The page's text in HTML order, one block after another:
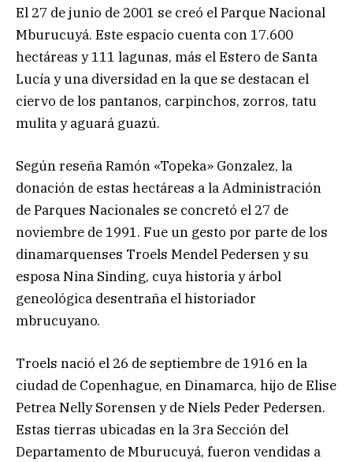
El 27 de junio de 2001 se creó el Parque Nacional
Mburucuyá. Este espacio cuenta con 17.600
hectáreas y 111 lagunas, más el Estero de Santa
Lucía y una diversidad en la que se destacan el
ciervo de los pantanos, carpinchos, zorros, tatu
mulita y aguará guazú.
Según reseña Ramón «Topeka» Gonzalez, la
donación de estas hectáreas a la Administración
de Parques Nacionales se concretó el 27 de
noviembre de 1991. Fue un gesto por parte de los
dinamarquenses Troels Mendel Pedersen y su
esposa Nina Sinding, cuya historia y árbol
geneológica desentraña el historiador
mbrucuyano.
Troels nació el 26 de septiembre de 1916 en la
ciudad de Copenhague, en Dinamarca, hijo de Elise
Petrea Nelly Sorensen y de Niels Peder Pedersen.
Estas tierras ubicadas en la 3ra Sección del
Departamento de Mburucuyá, fueron vendidas a